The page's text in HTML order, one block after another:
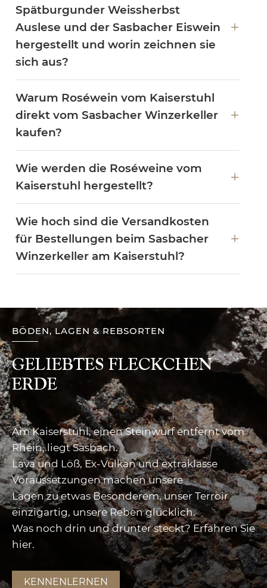
Spätburgunder Weissherbst
Auslese und der Sasbacher Eiswein
hergestellt und worin zeichnen sie
sich aus?
Warum Roséwein vom Kaiserstuhl
direkt vom Sasbacher Winzerkeller
kaufen?
Wie werden die Roséweine vom
Kaiserstuhl hergestellt?
Wie hoch sind die Versandkosten
für Bestellungen beim Sasbacher
Winzerkeller am Kaiserstuhl?
BÖDEN, LAGEN & REBSORTEN
GELIEBTES FLECKCHEN
ERDE
Am Kaiserstuhl, einen Steinwurf entfernt vom
Rhein, liegt Sasbach.
Lava und Löß, Ex-Vulkan und extraklasse
Voraussetzungen machen unsere
Lagen zu etwas Besonderem, unser Terroir
einzigartig, unsere Reben glücklich.
Was noch drin und drunter steckt? Erfahren Sie
hier.
KENNENLERNEN